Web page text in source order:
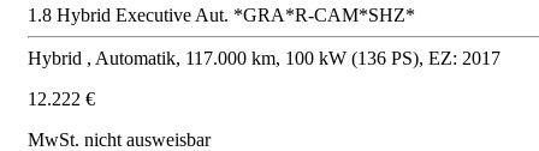
1.8 Hybrid Executive Aut. *GRA*R-CAM*SHZ*
Hybrid , Automatik, 117.000 km, 100 kW (136 PS), EZ: 2017
12.222 €
MwSt. nicht ausweisbar